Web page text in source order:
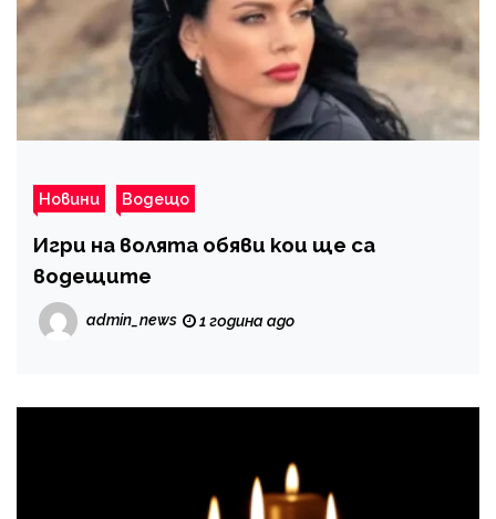
Новини Водещо
Игри на волята обяви кои ще са
водещите
admin_news 1 година ago